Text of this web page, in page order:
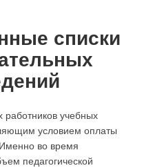
списки
работников учебных
условием оплаты
во время
педагогической